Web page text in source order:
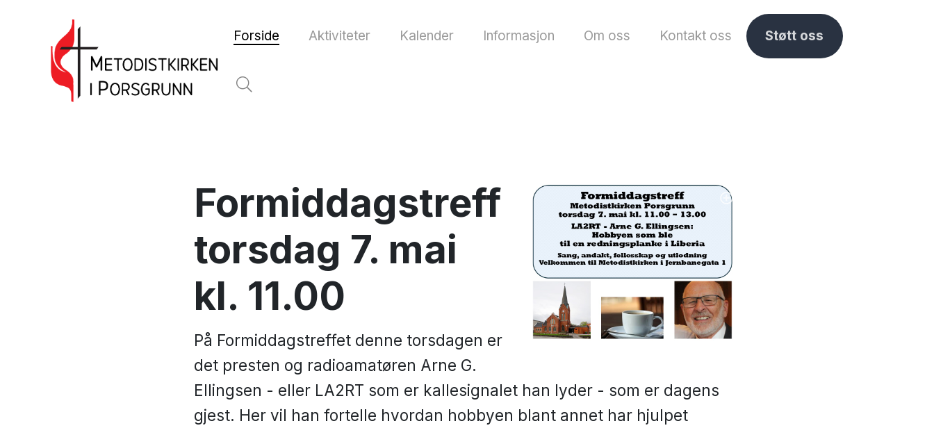
Forside Aktiviteter Kalender Informasjon Om oss Kontakt oss Støtt oss
Formiddagstreff
torsdag 7. mai
kl. 11.00
På Formiddagstreffet denne torsdagen er
det presten og radioamatøren Arne G.
Ellingsen - eller LA2RT som er kallesignalet han lyder - som er dagens
gjest. Her vil han fortelle hvordan hobbyen blant annet har hjulpet